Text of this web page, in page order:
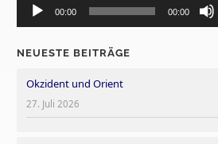
Player
00:00 00:00
NEUESTE BEITRÄGE
Okzident und Orient
27. Juli 2026